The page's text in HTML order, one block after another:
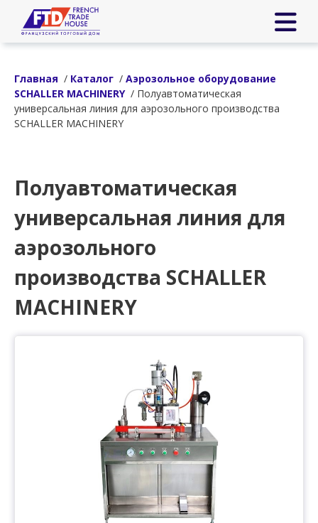
Главная / Каталог / Аэрозольное оборудование
SCHALLER MACHINERY/ Полуавтоматическая
универсальная линия для аэрозольного производства
SCHALLER MACHINERY
Полуавтоматическая
универсальная линия для
аэрозольного
производства SCHALLER
MACHINERY